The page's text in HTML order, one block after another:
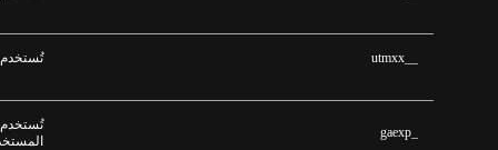
__utmxx تُستخدم
_gaexp
تُستخدم